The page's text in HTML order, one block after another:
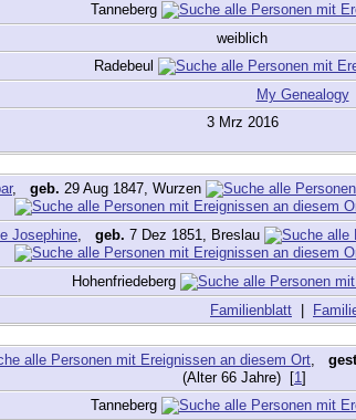
Tanneberg
weiblich
Radebeul
My Genealogy
3 Mrz 2016
, geb. 29 Aug 1847, Wurzen
Josephine geb. 7 Dez 1851, Breslau
Hohenfriedeberg
Familienblatt |
(Alter 66 Jahre) [1]
Tanneberg